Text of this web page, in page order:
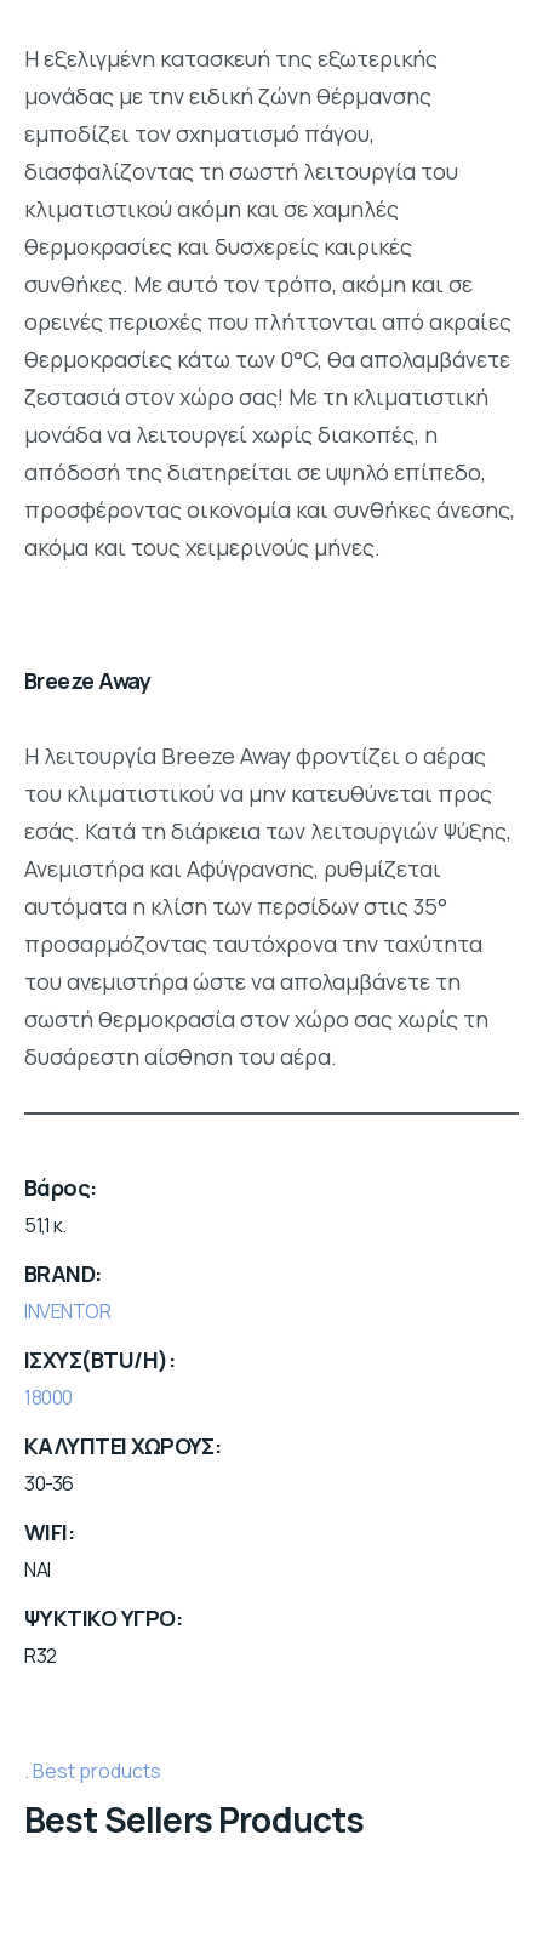
Η εξελιγμένη κατασκευή της εξωτερικής
μονάδας με την ειδική ζώνη θέρμανσης
εμποδίζει τον σχηματισμό πάγου,
διασφαλίζοντας τη σωστή λειτουργία του
κλιματιστικού ακόμη και σε χαμηλές
θερμοκρασίες και δυσχερείς καιρικές
συνθήκες. Με αυτό τον τρόπο, ακόμη και σε
ορεινές περιοχές που πλήττονται από ακραίες
θερμοκρασίες κάτω των 0°C, θα απολαμβάνετε
ζεστασιά στον χώρο σας! Με τη κλιματιστική
μονάδα να λειτουργεί χωρίς διακοπές, η
απόδοσή της διατηρείται σε υψηλό επίπεδο,
προσφέροντας οικονομία και συνθήκες άνεσης,
ακόμα και τους χειμερινούς μήνες.
Breeze Away
Η λειτουργία Breeze Away φροντίζει ο αέρας
του κλιματιστικού να μην κατευθύνεται προς
εσάς. Κατά τη διάρκεια των λειτουργιών Ψύξης,
Ανεμιστήρα και Αφύγρανσης, ρυθμίζεται
αυτόματα η κλίση των περσίδων στις 35°
προσαρμόζοντας ταυτόχρονα την ταχύτητα
του ανεμιστήρα ώστε να απολαμβάνετε τη
σωστή θερμοκρασία στον χώρο σας χωρίς τη
δυσάρεστη αίσθηση του αέρα.
Βάρος
51,1 κ.
BRAND
INVENTOR
ΙΣΧΥΣ(BTU/H)
18000
ΚΑΛΥΠΤΕΙ ΧΩΡΟΥΣ
30-36
WIFI
NAI
ΨΥΚΤΙΚΟ ΥΓΡΟ
R32
Best products
Best Sellers Products